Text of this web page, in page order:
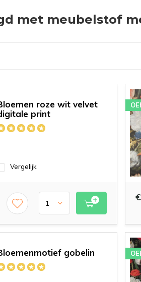
met meubelstof
roze wit velvet
print
Vergelijk
gobelin